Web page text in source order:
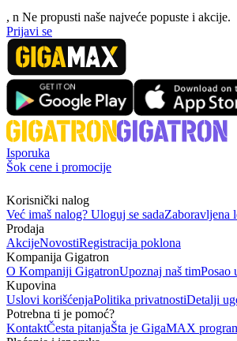
, n Ne propusti naše najveće popuste i akcije.
Prijavi se
Isporuka
Šok cene i promocije
Korisnički nalog
Već imaš nalog? Uloguj se sadaZaboravljena
Prodaja
AkcijeNovostiRegistracija poklona
Kompanija Gigatron
O Kompaniji GigatronUpoznaj naš timPosao
Kupovina
Uslovi korišćenjaPolitika privatnostiDetalji
Potrebna ti je pomoć?
KontaktČesta pitanjaŠta je GigaMAX